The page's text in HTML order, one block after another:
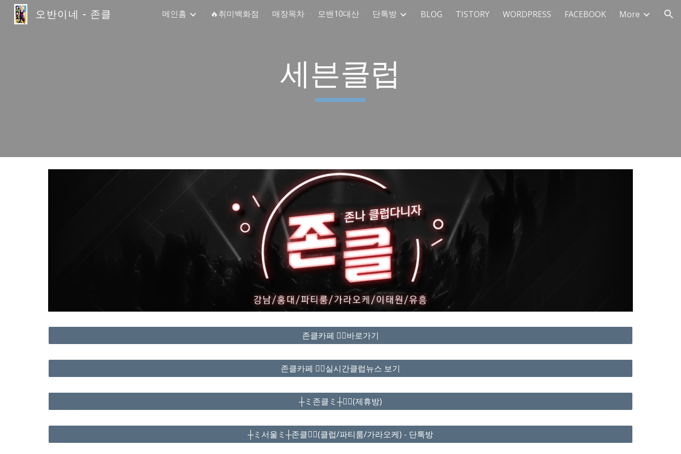
Skip to main content Skip to navigation
오반이네 - 존클 메인홈 🔥취미백화점 매장목차 모밴10대산 단톡방 BLOG TISTORY WORDPRESS FACEBOOK More
세븐클럽
존클카페 ❤️‍🔥바로가기
존클카페 ❤️‍🔥실시간클럽뉴스 보기
┼ミ존클ミ┼❤️‍🔥(제휴방)
┼ミ서울ミ┼존클❤️‍🔥(클럽/파티룸/가라오케) - 단톡방